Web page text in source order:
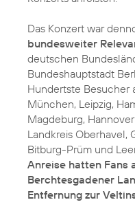
Das Konzert war
bundesweiter
deutschen
Bundeshauptstadt
Hundertste Besucher
München, Leipzig,
Magdeburg,
Landkreis Oberhavel,
Bitburg-Prüm und
Anreise hatten Fans
Berchtesgadener
Entfernung zur